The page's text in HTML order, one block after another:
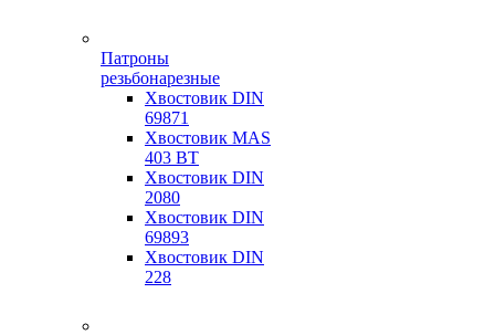
Патроны
резьбонарезные
Хвостовик DIN
69871
Хвостовик MAS
403 BT
Хвостовик DIN
2080
Хвостовик DIN
69893
Хвостовик DIN
228